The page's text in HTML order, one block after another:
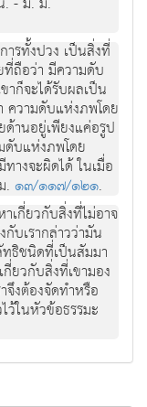
รทั้งปวง เป็นสิ่งที่
ถือว่า มีความดับ
ก็จะได้รับผลเป็น
วามดับแห่งภพโดย
ด้านอยู่เพียงแค่อรูป
บแห่งภพโดย
างจะผิดได้ ในเมื่อ
. ๑๓/๑๑๗/๑๒๑.
กี่ยวกับสิ่งที่ไม่อาจ
บเรากล่าวว่ามัน
ธิชนิดที่เป็นสัมมา
ยวกับสิ่งที่เขามอง
จึงต้องจัดทำหรือ
ในหัวข้อธรรมะ